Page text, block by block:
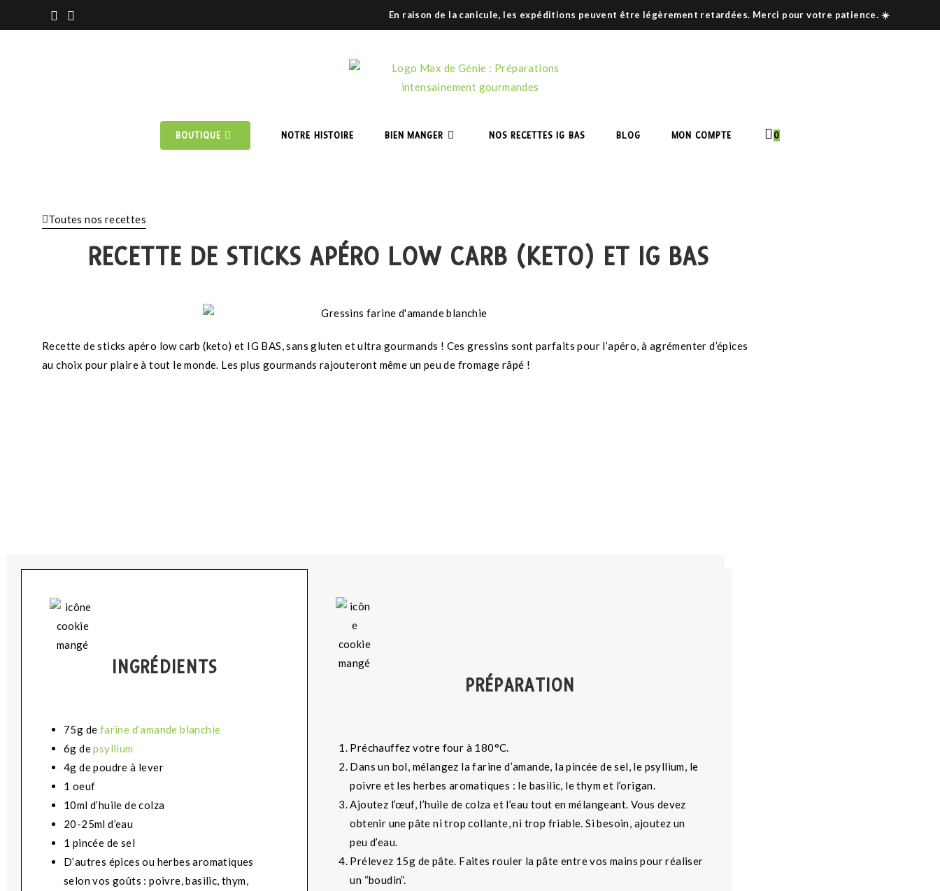
En raison de la canicule, les expéditions peuvent être légèrement retardées. Merci pour votre patience. ☀️
BOUTIQUE NOTRE HISTOIRE BIEN MANGER NOS RECETTES IG BAS BLOG MON COMPTE 0
Toutes nos recettes
RECETTE DE STICKS APÉRO LOW CARB (KETO) ET IG BAS
Recette de sticks apéro low carb (keto) et IG BAS, sans gluten et ultra gourmands ! Ces gressins sont parfaits pour l’apéro, à agrémenter d’épices
au choix pour plaire à tout le monde. Les plus gourmands rajouteront même un peu de fromage râpé !
INGRÉDIENTS
75g de farine d’amande blanchie
6g depsyllium
4g de poudre à lever
1 oeuf
10ml d’huile de colza
20-25ml d’eau
1 pincée de sel
D’autres épices ou herbes aromatiques
selon vos goûts : poivre, basilic, thym,
PRÉPARATION
Préchauffez votre four à 180°C.
Dans un bol, mélangez la farine d’amande, la pincée de sel, le psyllium, le
poivre et les herbes aromatiques : le basilic, le thym et l’origan.
Ajoutez l’œuf, l’huile de colza et l’eau tout en mélangeant. Vous devez
obtenir une pâte ni trop collante, ni trop friable. Si besoin, ajoutez un
peu d’eau.
Prélevez 15g de pâte. Faites rouler la pâte entre vos mains pour réaliser
un “boudin”.